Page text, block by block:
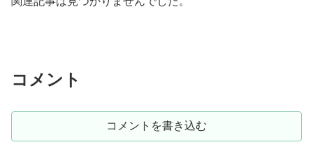
コメント
コメントを書き込む